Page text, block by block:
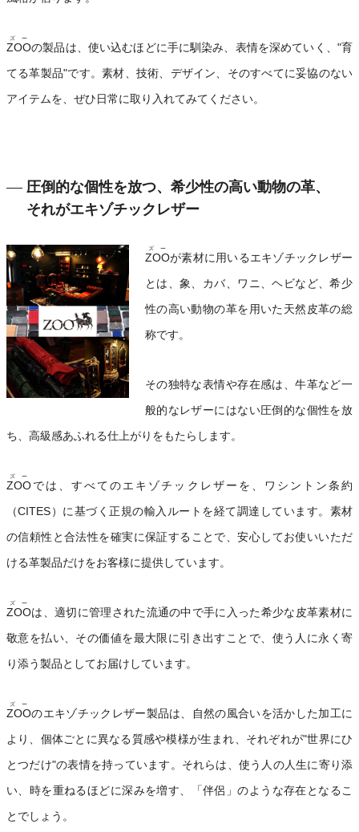
ZOO
ズー
の製品は、使い込むほどに手に馴染み、表情を深めていく、"育
てる革製品"です。素材、技術、デザイン、そのすべてに妥協のない
アイテムを、ぜひ日常に取り入れてみてください。
圧倒的な個性を放つ、希少性の高い動物の革、
それがエキゾチックレザー
ZOO
ズー
が素材に用いるエキゾチックレザー
とは、象、カバ、ワニ、ヘビなど、希少
性の高い動物の革を用いた天然皮革の総
称です。
その独特な表情や存在感は、牛革など一
般的なレザーにはない圧倒的な個性を放
ち、高級感あふれる仕上がりをもたらします。
ZOO
ズー
では、すべてのエキゾチックレザーを、ワシントン条約
（CITES）に基づく正規の輸入ルートを経て調達しています。素材
の信頼性と合法性を確実に保証することで、安心してお使いいただ
ける革製品だけをお客様に提供しています。
ZOO
ズー
は、適切に管理された流通の中で手に入った希少な皮革素材に
敬意を払い、その価値を最大限に引き出すことで、使う人に永く寄
り添う製品としてお届けしています。
ZOO
ズー
のエキゾチックレザー製品は、自然の風合いを活かした加工に
より、個体ごとに異なる質感や模様が生まれ、それぞれが"世界にひ
とつだけ"の表情を持っています。それらは、使う人の人生に寄り添
い、時を重ねるほどに深みを増す、「伴侶」のような存在となるこ
とでしょう。